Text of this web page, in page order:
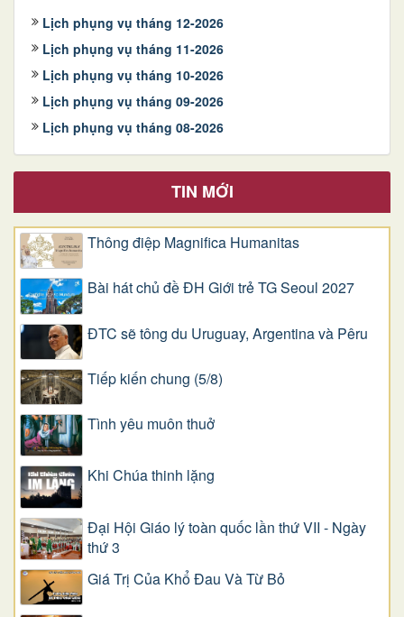
Lịch phụng vụ tháng 12-2026
Lịch phụng vụ tháng 11-2026
Lịch phụng vụ tháng 10-2026
Lịch phụng vụ tháng 09-2026
Lịch phụng vụ tháng 08-2026
TIN MỚI
Thông điệp Magnifica Humanitas
Bài hát chủ đề ĐH Giới trẻ TG Seoul 2027
ĐTC sẽ tông du Uruguay, Argentina và Pêru
Tiếp kiến chung (5/8)
Tình yêu muôn thuở
Khi Chúa thinh lặng
Đại Hội Giáo lý toàn quốc lần thứ VII - Ngày
thứ 3
Giá Trị Của Khổ Ðau Và Từ Bỏ